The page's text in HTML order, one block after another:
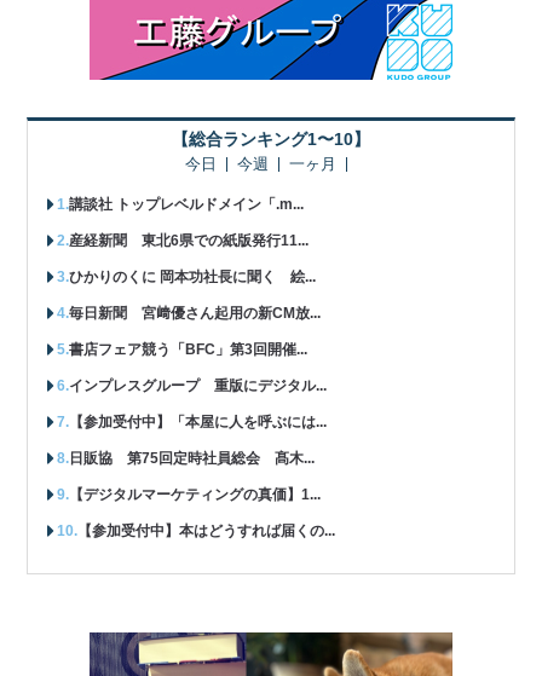
【総合ランキング1〜10】
今日 今週 一ヶ月
講談社 トップレベルドメイン「.m...
産経新聞 東北6県での紙版発行11...
ひかりのくに 岡本功社長に聞く 絵...
毎日新聞 宮﨑優さん起用の新CM放...
書店フェア競う「BFC」第3回開催...
インプレスグループ 重版にデジタル...
【参加受付中】「本屋に人を呼ぶには...
日販協 第75回定時社員総会 髙木...
【デジタルマーケティングの真価】1...
【参加受付中】本はどうすれば届くの...